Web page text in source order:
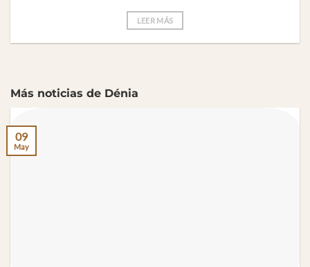
LEER MÁS
Más noticias de Dénia
09
May